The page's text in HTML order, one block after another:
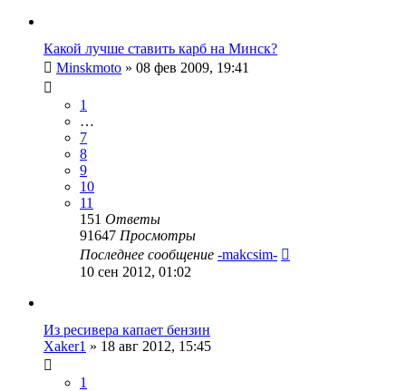
Какой лучше ставить карб на Минск?
Minskmoto » 08 фев 2009, 19:41
1
…
7
8
9
10
11
151 Ответы
91647 Просмотры
Последнее сообщение -makcsim-
10 сен 2012, 01:02
Из ресивера капает бензин
Xaker1 » 18 авг 2012, 15:45
1